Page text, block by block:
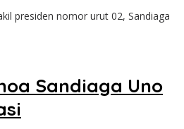
presiden nomor urut 02, Sandiaga
Sandiaga Uno